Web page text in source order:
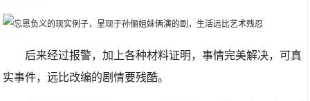
后来经过报警，加上各种材料证明，事情完美解决，可真
实事件，远比改编的剧情要残酷。